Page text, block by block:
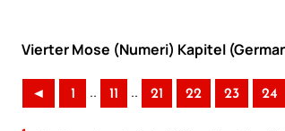
Vierter Mose (Numeri) Kapitel
◄ 1 .. 11 .. 21 22 23 24